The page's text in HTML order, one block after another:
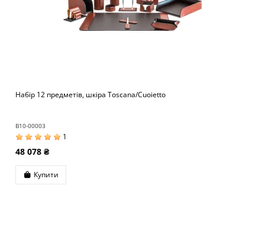
Набір 12 предметів, шкіра Toscana/Cuoietto
B10-00003
1
48 078 ₴
Купити